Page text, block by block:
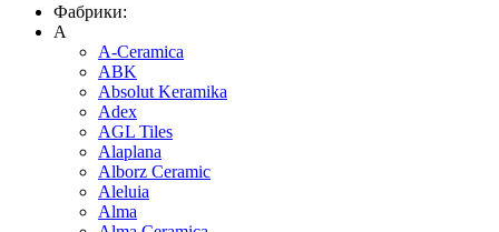
Фабрики:
A
A-Ceramica
ABK
Absolut Keramika
Adex
AGL Tiles
Alaplana
Alborz Ceramic
Aleluia
Alma